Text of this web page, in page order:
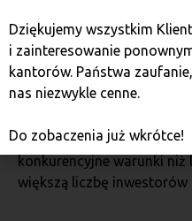
skarbowych. Stopy
decydują o kosztach
atrakcyjności dla
oprocentowanie zmienia
nowe emisje obligacji
konkurencyjne warunki
większą liczbę inwestorów
Dziękujemy wszystkim
i zainteresowanie
kantorów. Państwa
nas niezwykle cenne.
Do zobaczenia już wkrótce!